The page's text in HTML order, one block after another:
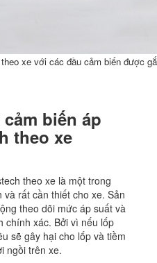
xe với các đầu cảm biến được
biến áp
theo xe
theo xe là một trong
rất cần thiết cho xe. Sản
theo dõi mức áp suất và
chính xác. Bởi vì nếu lốp
sẽ gây hại cho lốp và tiềm
ngồi trên xe.